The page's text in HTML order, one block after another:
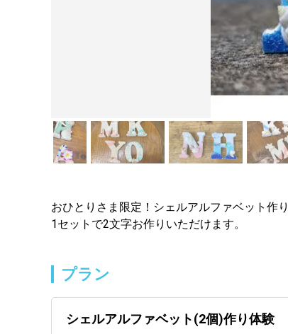
おひとりさま限定！シェルアルファベット作り
1セットで2文字お作りいただけます。
プラン
シェルアルファベット(2個)作り体験